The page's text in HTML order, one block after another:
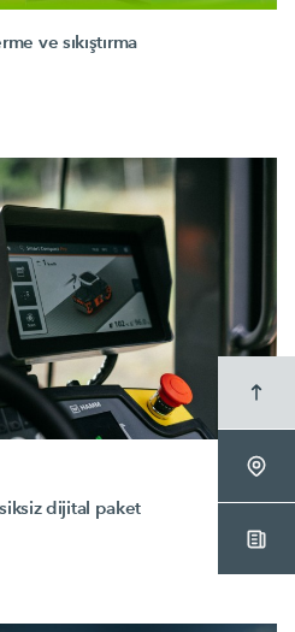
ve sıkıştırma
dijital paket